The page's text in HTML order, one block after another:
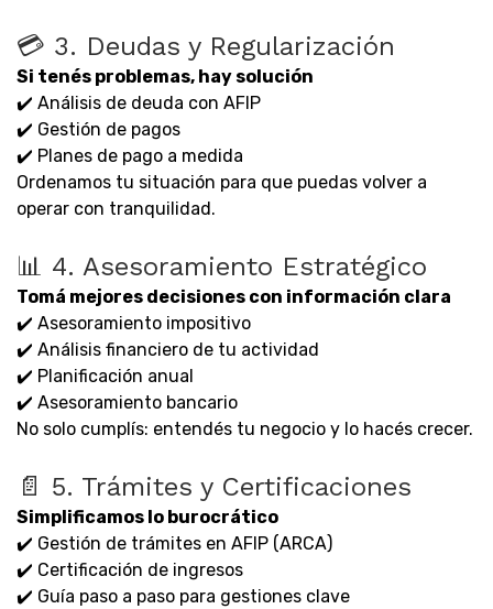
💳 3. Deudas y Regularización
Si tenés problemas, hay solución
✔️ Análisis de deuda con AFIP
✔️ Gestión de pagos
✔️ Planes de pago a medida
Ordenamos tu situación para que puedas volver a
operar con tranquilidad.
📊 4. Asesoramiento Estratégico
Tomá mejores decisiones con información clara
✔️ Asesoramiento impositivo
✔️ Análisis financiero de tu actividad
✔️ Planificación anual
✔️ Asesoramiento bancario
No solo cumplís: entendés tu negocio y lo hacés crecer.
📄 5. Trámites y Certificaciones
Simplificamos lo burocrático
✔️ Gestión de trámites en AFIP (ARCA)
✔️ Certificación de ingresos
✔️ Guía paso a paso para gestiones clave